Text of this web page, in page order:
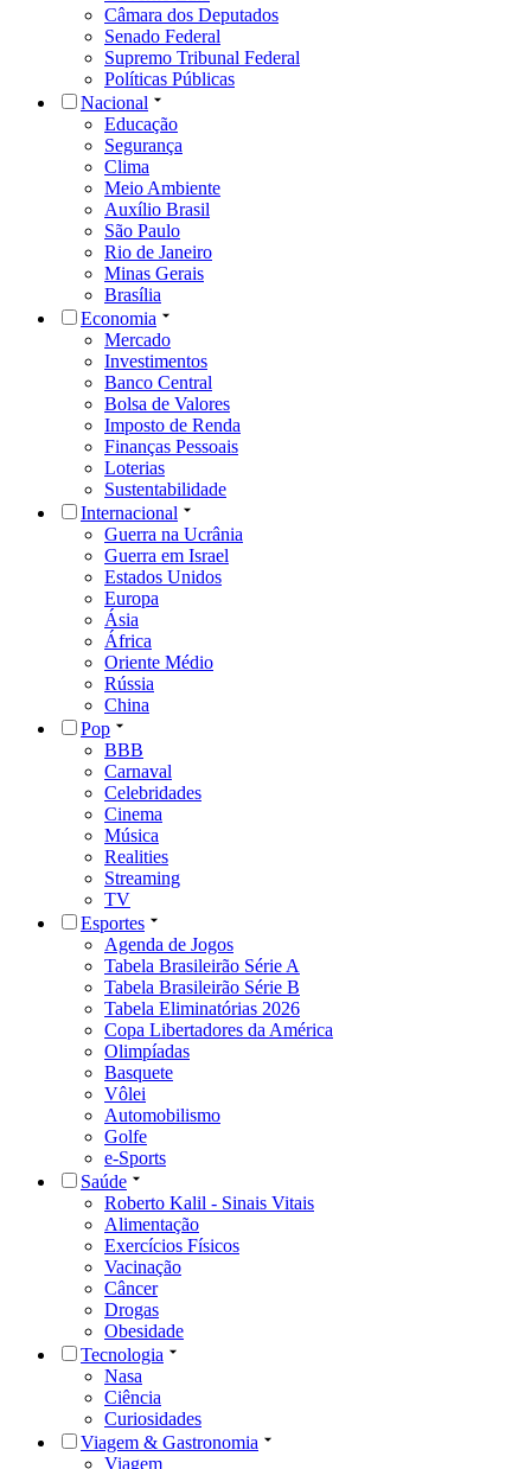
Câmara dos Deputados
Senado Federal
Supremo Tribunal Federal
Políticas Públicas
Nacional
Educação
Segurança
Clima
Meio Ambiente
Auxílio Brasil
São Paulo
Rio de Janeiro
Minas Gerais
Brasília
Economia
Mercado
Investimentos
Banco Central
Bolsa de Valores
Imposto de Renda
Finanças Pessoais
Loterias
Sustentabilidade
Internacional
Guerra na Ucrânia
Guerra em Israel
Estados Unidos
Europa
Ásia
África
Oriente Médio
Rússia
China
Pop
BBB
Carnaval
Celebridades
Cinema
Música
Realities
Streaming
TV
Esportes
Agenda de Jogos
Tabela Brasileirão Série A
Tabela Brasileirão Série B
Tabela Eliminatórias 2026
Copa Libertadores da América
Olimpíadas
Basquete
Vôlei
Automobilismo
Golfe
e-Sports
Saúde
Roberto Kalil - Sinais Vitais
Alimentação
Exercícios Físicos
Vacinação
Câncer
Drogas
Obesidade
Tecnologia
Nasa
Ciência
Curiosidades
Viagem & Gastronomia
Viagem